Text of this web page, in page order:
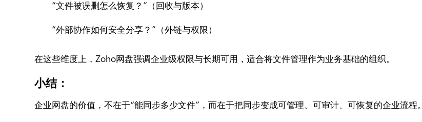
“文件被误删怎么恢复？”（回收与版本）
“外部协作如何安全分享？”（外链与权限）
在这些维度上，Zoho网盘强调企业级权限与长期可用，适合将文件管理作为业务基础的组织。
小结：
企业网盘的价值，不在于“能同步多少文件”，而在于把同步变成可管理、可审计、可恢复的企业流程。